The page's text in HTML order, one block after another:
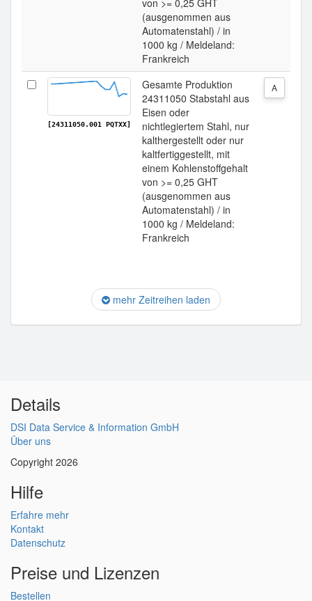
von >= 0,25 GHT
(ausgenommen aus
Automatenstahl) / in
1000 kg / Meldeland:
Frankreich
[24311050.001 PQTXX]
Gesamte Produktion
24311050 Stabstahl aus
Eisen oder
nichtlegiertem Stahl, nur
kalthergestellt oder nur
kaltfertiggestellt, mit
einem Kohlenstoffgehalt
von >= 0,25 GHT
(ausgenommen aus
Automatenstahl) / in
1000 kg / Meldeland:
Frankreich
A
mehr Zeitreihen laden
Details
DSI Data Service & Information GmbH
Über uns
Copyright 2026
Hilfe
Erfahre mehr
Kontakt
Datenschutz
Preise und Lizenzen
Bestellen